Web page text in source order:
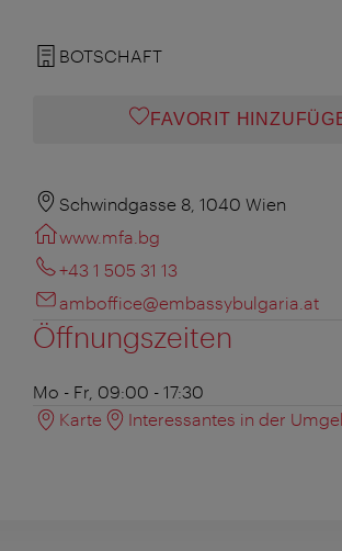
BOTSCHAFT
FAVORIT
Schwindgasse 8, 1040 Wien
www.mfa.bg
+43 1 505 31 13
amboffice@embassybulgaria.at
Öffnungszeiten
Mo - Fr, 09:00 - 17:30
Karte
Interessantes in der